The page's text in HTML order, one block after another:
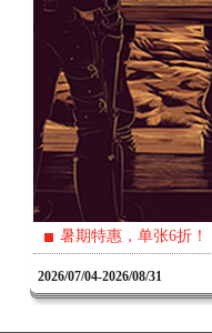
暑期特惠，单张6折！
2026/07/04-2026/08/31